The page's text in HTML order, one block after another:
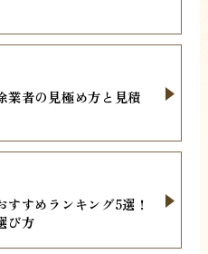
業者の見極め方と見積
すめランキング5選！
び方